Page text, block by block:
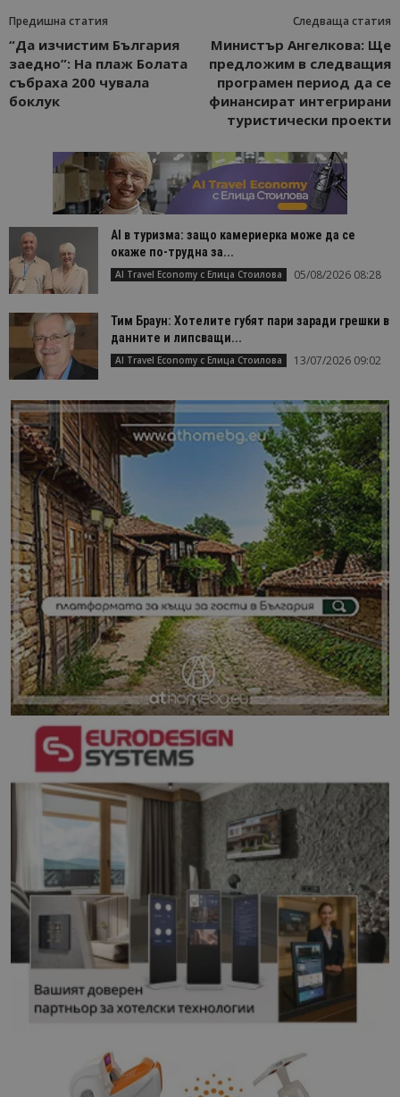
Предишна статия
“Да изчистим България
заедно”: На плаж Болата
събраха 200 чувала
боклук
Следваща статия
Министър Ангелкова: Ще
предложим в следващия
програмен период да се
финансират интегрирани
туристически проекти
AI в туризма: защо камериерка може да се
окаже по-трудна за...
AI Travel Economy с Елица Стоилова 05/08/2026 08:28
Тим Браун: Хотелите губят пари заради грешки в
данните и липсващи...
AI Travel Economy с Елица Стоилова 13/07/2026 09:02